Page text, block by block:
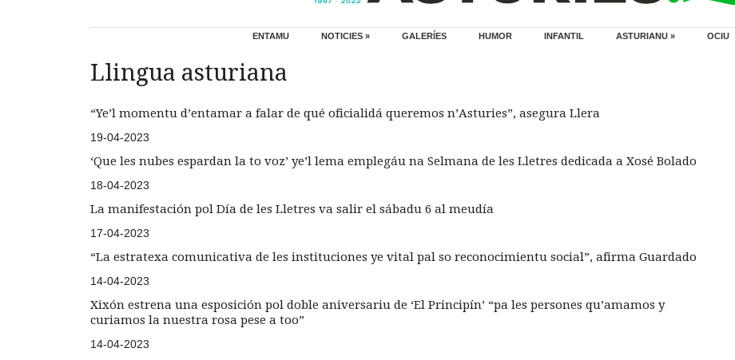
ENTAMU NOTICIES » GALERÍES HUMOR INFANTIL ASTURIANU » OCIU
Llingua asturiana
“Ye’l momentu d’entamar a falar de qué oficialidá queremos n’Asturies”, asegura Llera
19-04-2023
‘Que les nubes espardan la to voz’ ye’l lema emplegáu na Selmana de les Lletres dedicada a Xosé Bolado
18-04-2023
La manifestación pol Día de les Lletres va salir el sábadu 6 al meudía
17-04-2023
“La estratexa comunicativa de les instituciones ye vital pal so reconocimientu social”, afirma Guardado
14-04-2023
Xixón estrena una esposición pol doble aniversariu de ‘El Principín’ “pa les persones qu’amamos y
curiamos la nuestra rosa pese a too”
14-04-2023